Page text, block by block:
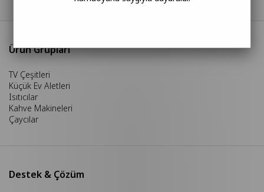
yaşamın ihtiyaçlarını kalite ve estetikle buluşturuyoruz.
Ürün Grupları
TV Çeşitleri
Küçük Ev Aletleri
Isıtıcılar
Kahve Makineleri
Çaycılar
Destek & Çözüm